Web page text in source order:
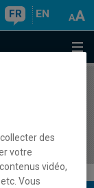
FR EN
colonisation
des
votre
vidéo,
Vous